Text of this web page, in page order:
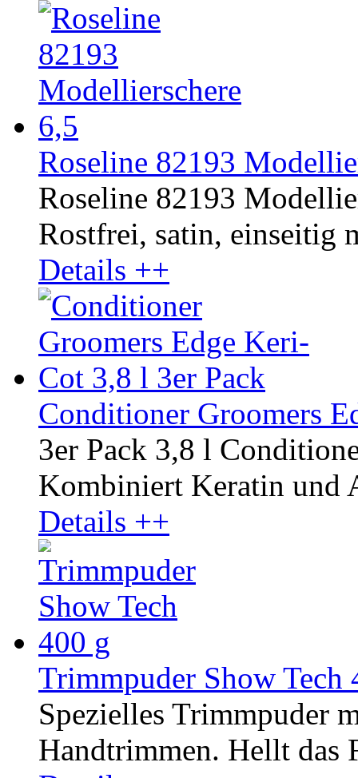
Roseline 82193
Roseline 82193
Rostfrei, satin, einseitig
Details ++
Conditioner Groomers
3er Pack 3,8 l
Kombiniert Keratin und
Details ++
Trimmpuder Show Tech
Spezielles Trimmpuder
Handtrimmen. Hellt das